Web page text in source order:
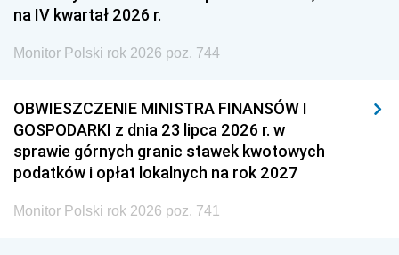
na IV kwartał 2026 r.
Monitor Polski rok 2026 poz. 744
OBWIESZCZENIE MINISTRA FINANSÓW I
GOSPODARKI z dnia 23 lipca 2026 r. w
sprawie górnych granic stawek kwotowych
podatków i opłat lokalnych na rok 2027
Monitor Polski rok 2026 poz. 741